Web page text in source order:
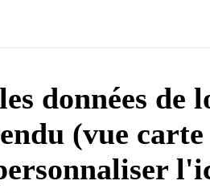
données de
(vue